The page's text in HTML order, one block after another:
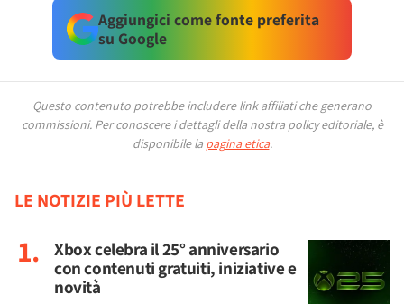
Aggiungici come fonte preferita
su Google
Questo contenuto potrebbe includere link affiliati che generano
commissioni. Per conoscere i dettagli della nostra policy editoriale, è
disponibile la pagina etica.
LE NOTIZIE PIÙ LETTE
Xbox celebra il 25° anniversario
con contenuti gratuiti, iniziative e
novità